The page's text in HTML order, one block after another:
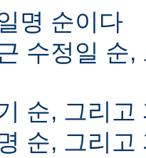
명 순이다
수정일 순
순, 그리고
순, 그리고